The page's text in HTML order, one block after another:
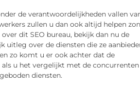
de verantwoordelijkheden vallen
zullen u dan ook altijd helpen
dit SEO bureau, bekijk dan nu de
uitleg over de diensten die ze
zo komt u er ook achter dat de
u het vergelijkt met de
diensten.